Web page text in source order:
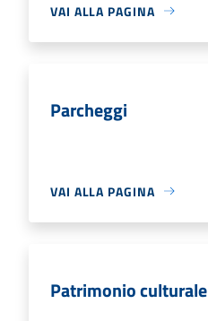
VAI ALLA PAGINA
Parcheggi
VAI ALLA PAGINA
Patrimonio culturale